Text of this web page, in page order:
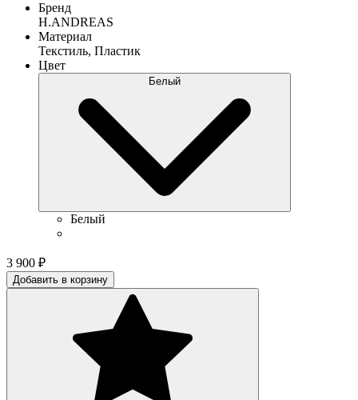
Бренд
H.ANDREAS
Материал
Текстиль, Пластик
Цвет
Белый
Белый
3 900 ₽
Добавить в корзину